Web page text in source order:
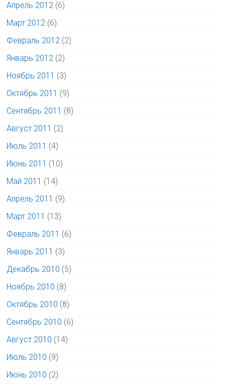
Апрель 2012 (6)
Март 2012 (6)
Февраль 2012 (2)
Январь 2012 (2)
Ноябрь 2011 (3)
Октябрь 2011 (9)
Сентябрь 2011 (8)
Август 2011 (2)
Июль 2011 (4)
Июнь 2011 (10)
Май 2011 (14)
Апрель 2011 (9)
Март 2011 (13)
Февраль 2011 (6)
Январь 2011 (3)
Декабрь 2010 (5)
Ноябрь 2010 (8)
Октябрь 2010 (8)
Сентябрь 2010 (6)
Август 2010 (14)
Июль 2010 (9)
Июнь 2010 (2)